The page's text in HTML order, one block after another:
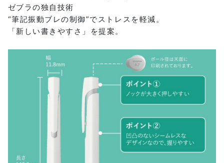
ゼブラの独自技術
“筆記振動ブレの制御”でストレスを軽減。
「新しい書きやすさ」を提案。